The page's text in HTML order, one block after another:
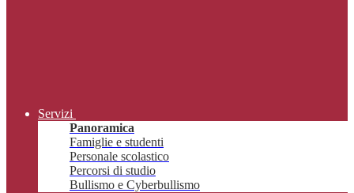
Servizi
Panoramica
Famiglie e studenti
Personale scolastico
Percorsi di studio
Bullismo e Cyberbullismo